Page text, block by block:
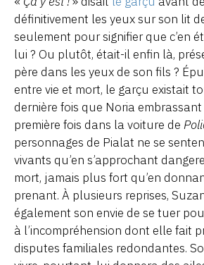
définitivement les yeux sur son lit
seulement pour signifier que c’en
lui ? Ou plutôt, était-il enfin là,
père dans les yeux de son fils ?
entre vie et mort, le garçu existait
dernière fois que Noria
première fois dans la voiture de
personnages de Pialat ne se
vivants qu’en s’approchant
mort, jamais plus fort qu’en
prenant. À plusieurs reprises,
également son envie de se tuer
à l’incompréhension dont elle fait
disputes familiales redondantes.